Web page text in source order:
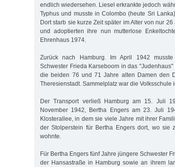
endlich wiedersehen. Liesel erkrankte jedoch
Typhus und musste in Colombo (heute Sri
Dort starb sie kurze Zeit später im Alter von nur
und adoptierten ihre nun mutterlose
Ehrenhaus 1974.
Zurück nach Hamburg. Im April 1942
Schwester Frieda Karseboom in das
die beiden 76 und 71 Jahre alten Damen den
Theresienstadt. Sammelplatz war die Volksschule
Der Transport verließ Hamburg am 15. Juli
November 1942, Bertha Engers am 23. Juli
Klosterallee, in dem sie viele Jahre mit ihrer
der Stolperstein für Bertha Engers dort, wo sie
wohnte.
Für Bertha Engers fünf Jahre jüngere Schwester
der Hansastraße in Hamburg sowie an ihrem